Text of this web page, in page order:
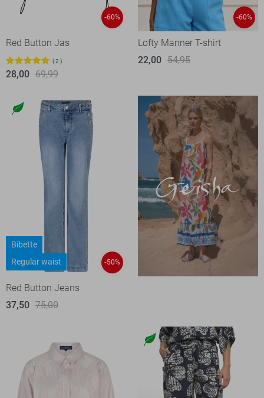
-60%
Red Button Jas
2
28,00 69,99
-60%
Lofty Manner T-shirt
22,00 54,95
Bibette
Regular waist
-50%
Red Button Jeans
37,50 75,00